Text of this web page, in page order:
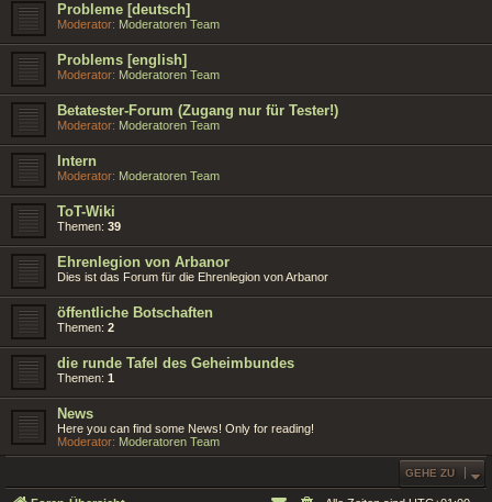
Probleme [deutsch]
Moderator: Moderatoren Team
Problems [english]
Moderator: Moderatoren Team
Betatester-Forum (Zugang nur für Tester!)
Moderator: Moderatoren Team
Intern
Moderator: Moderatoren Team
ToT-Wiki
Themen: 39
Ehrenlegion von Arbanor
Dies ist das Forum für die Ehrenlegion von Arbanor
öffentliche Botschaften
Themen: 2
die runde Tafel des Geheimbundes
Themen: 1
News
Here you can find some News! Only for reading!
Moderator: Moderatoren Team
GEHE ZU